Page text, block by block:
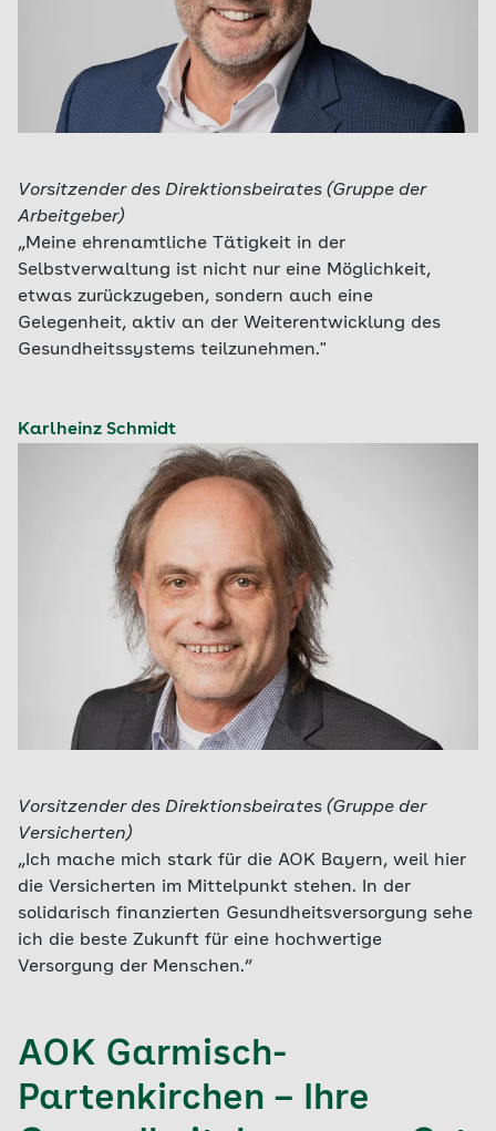
Vorsitzender des Direktionsbeirates (Gruppe der
Arbeitgeber)
„Meine ehrenamtliche Tätigkeit in der
Selbstverwaltung ist nicht nur eine Möglichkeit,
etwas zurückzugeben, sondern auch eine
Gelegenheit, aktiv an der Weiterentwicklung des
Gesundheitssystems teilzunehmen."
Karlheinz Schmidt
Vorsitzender des Direktionsbeirates (Gruppe der
Versicherten)
„Ich mache mich stark für die AOK Bayern, weil hier
die Versicherten im Mittelpunkt stehen. In der
solidarisch finanzierten Gesundheitsversorgung sehe
ich die beste Zukunft für eine hochwertige
Versorgung der Menschen.“
AOK Garmisch-
Partenkirchen – Ihre